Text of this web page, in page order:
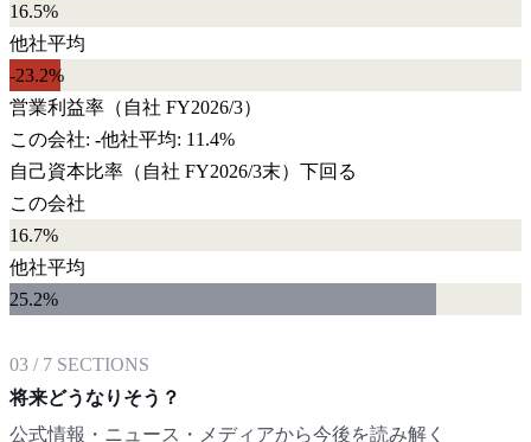
16.5%
他社平均
-23.2%
営業利益率 （自社 FY2026/3）
この会社: -他社平均: 11.4%
自己資本比率 （自社 FY2026/3末） 下回る
この会社
16.7%
他社平均
25.2%
03 / 7 SECTIONS
将来どうなりそう？
公式情報・ニュース・メディアから今後を読み解く